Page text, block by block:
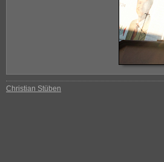
Christian Stüben